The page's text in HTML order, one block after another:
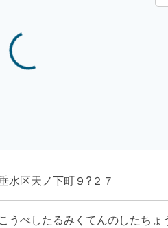
水区天ノ下町９?２７
うべしたるみくてんのしたちょ
Loading...